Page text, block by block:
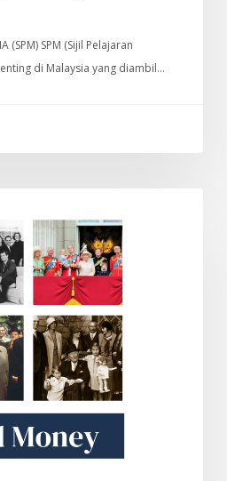
(SPM) SPM (Sijil Pelajaran
di Malaysia yang diambil…